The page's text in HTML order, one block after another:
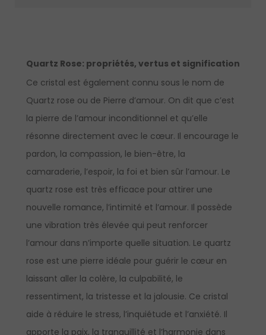
Quartz Rose: propriétés, vertus et signification
Ce cristal est également connu sous le nom de
Quartz rose ou de Pierre d’amour. On dit que c’est
la pierre de l’amour inconditionnel et qu’elle
résonne directement avec le cœur. Il encourage le
pardon, la compassion, le bien-être, la
camaraderie, l’espoir, la foi et bien sûr l’amour. Le
quartz rose est très efficace pour attirer une
nouvelle romance, l’intimité et l’amour. Il possède
une vibration très élevée qui peut renforcer
l’amour dans n’importe quelle situation. Le quartz
rose est une pierre idéale pour guérir le cœur en
laissant aller la colère, la culpabilité, le
ressentiment, la tristesse et la jalousie. Ce cristal
aide à réduire le stress, l’inquiétude et l’anxiété. Il
apporte la paix, la tranquillité et l’harmonie dans